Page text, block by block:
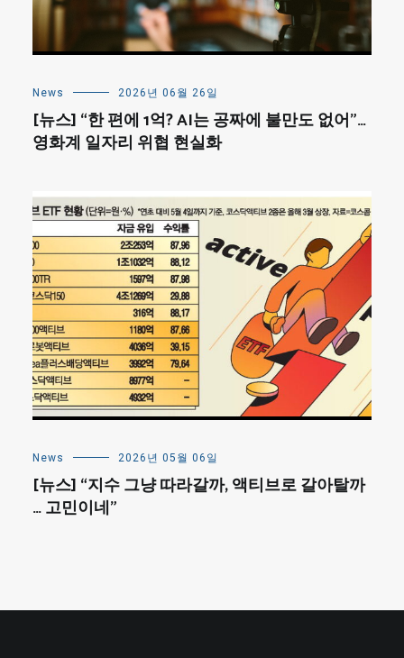
News 2026년 06월 26일
[뉴스] “한 편에 1억? AI는 공짜에 불만도 없어”…
영화계 일자리 위협 현실화
News 2026년 05월 06일
[뉴스] “지수 그냥 따라갈까, 액티브로 갈아탈까
… 고민이네”